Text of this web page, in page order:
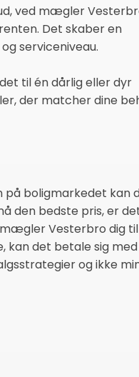
ved mægler
Det skaber en
serviceniveau.
til én dårlig eller dyr
der matcher dine
boligmarkedet kan
den bedste pris, er
Vesterbro dig til
kan det betale sig
og ikke